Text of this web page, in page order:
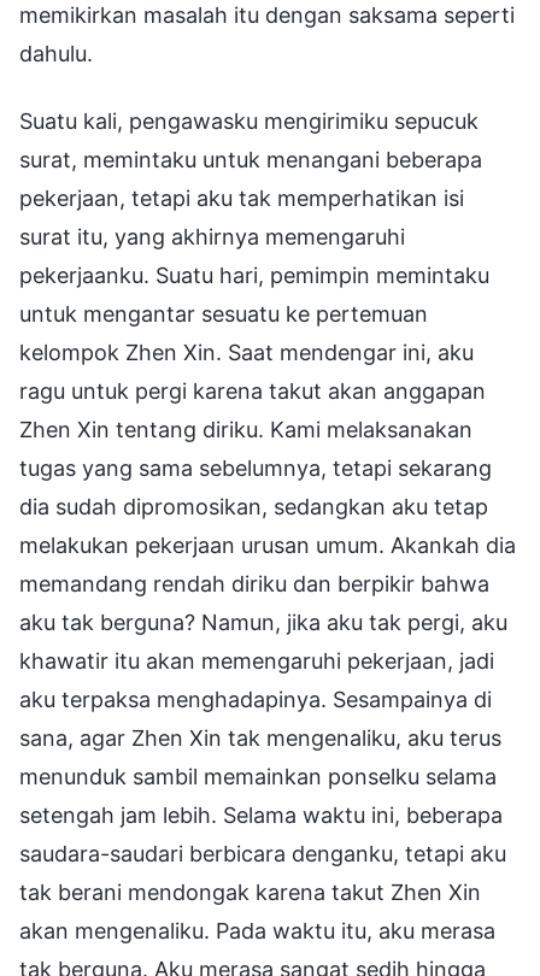
memikirkan masalah itu dengan saksama seperti
dahulu.
Suatu kali, pengawasku mengirimiku sepucuk
surat, memintaku untuk menangani beberapa
pekerjaan, tetapi aku tak memperhatikan isi
surat itu, yang akhirnya memengaruhi
pekerjaanku. Suatu hari, pemimpin memintaku
untuk mengantar sesuatu ke pertemuan
kelompok Zhen Xin. Saat mendengar ini, aku
ragu untuk pergi karena takut akan anggapan
Zhen Xin tentang diriku. Kami melaksanakan
tugas yang sama sebelumnya, tetapi sekarang
dia sudah dipromosikan, sedangkan aku tetap
melakukan pekerjaan urusan umum. Akankah dia
memandang rendah diriku dan berpikir bahwa
aku tak berguna? Namun, jika aku tak pergi, aku
khawatir itu akan memengaruhi pekerjaan, jadi
aku terpaksa menghadapinya. Sesampainya di
sana, agar Zhen Xin tak mengenaliku, aku terus
menunduk sambil memainkan ponselku selama
setengah jam lebih. Selama waktu ini, beberapa
saudara-saudari berbicara denganku, tetapi aku
tak berani mendongak karena takut Zhen Xin
akan mengenaliku. Pada waktu itu, aku merasa
tak berguna. Aku merasa sangat sedih hingga